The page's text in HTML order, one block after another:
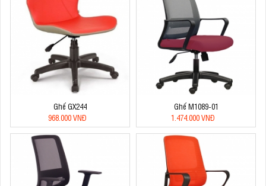
Ghế GX244
968.000 VNĐ
Ghế M1089-01
1.474.000 VNĐ